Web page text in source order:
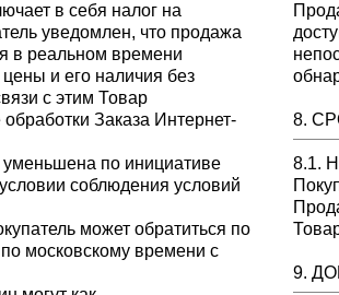
в себя налог на
уведомлен, что продажа
в реальном времени
и его наличия без
с этим Товар
Заказа Интернет-
по инициативе
соблюдения условий
может обратиться по
московскому времени с
8.
8.1.
9.